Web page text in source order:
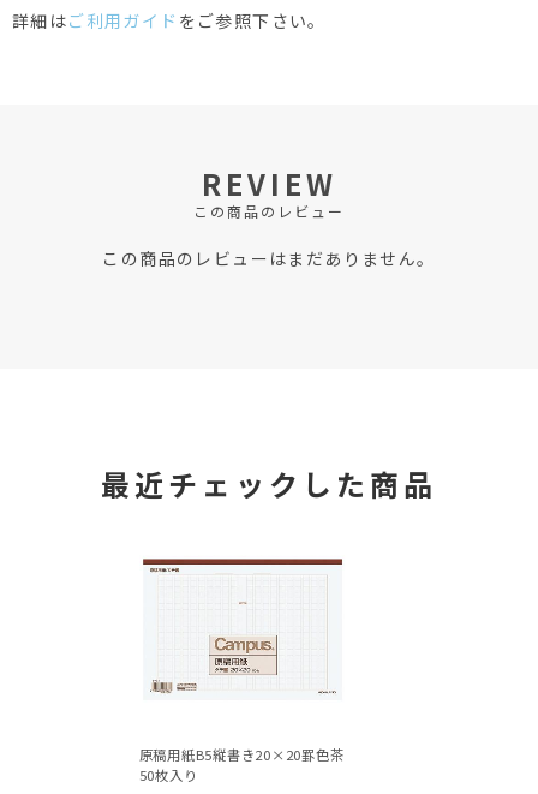
詳細はご利用ガイド をご参照下さい。
REVIEW
この商品のレビュー
この商品のレビューはまだありません。
最近チェックした商品
原稿用紙B5縦書き20×20罫色茶
50枚入り